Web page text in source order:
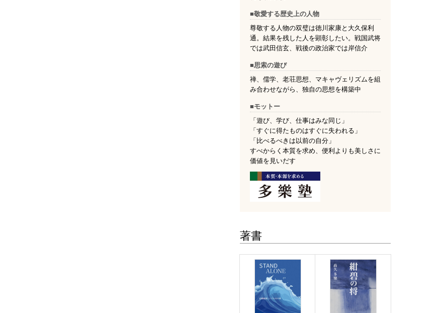
■敬愛する歴史上の人物
尊敬する人物の双璧は徳川家康と大久保利
通。結果を残した人を顕彰したい。戦国武将
では武田信玄、戦後の政治家では岸信介
■思索の遊び
禅、儒学、老荘思想、マキャヴェリズムを組
み合わせながら、独自の思想を構築中
■モットー
「遊び、学び、仕事はみな同じ」
「すぐに得たものはすぐに失われる」
「比べるべきは以前の自分」
すべからく本質を求め、便利よりも美しさに
価値を見いだす
著書